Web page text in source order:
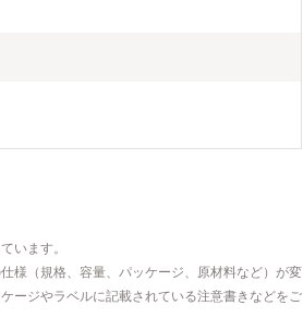
います。
様（規格、容量、パッケージ、原材料など）が変
ージやラベルに記載されている注意書きなどをご